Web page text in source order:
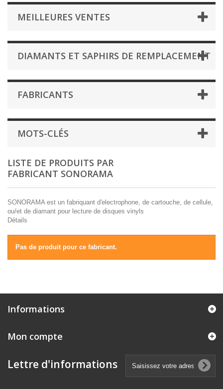
MEILLEURES VENTES
DIAMANTS ET SAPHIRS DE REMPLACEMENT
FABRICANTS
MOTS-CLÉS
LISTE DE PRODUITS PAR
FABRICANT SONORAMA
SONORAMA est un fabriquant d'electrophone, de cartouche, de cellule,
ou/et de diamant pour lecture de disques vinyls
Détails
Pas de produit pour ce fabricant.
Informations
Mon compte
Lettre d'informations